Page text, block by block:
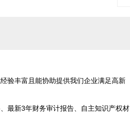
验丰富且能协助提供我们企业满足高新
最新3年财务审计报告、自主知识产权材